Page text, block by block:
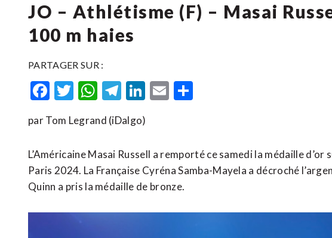
JO – Athlétisme (F) – Masai
100 m haies
PARTAGER SUR :
Facebook
Twitter
WhatsApp
Telegram
LinkedIn
Email
par Tom Legrand (iDalgo)
L’Américaine Masai Russell a remporté ce samedi la médaille
Paris 2024. La Française Cyréna Samba-Mayela a décroché
Quinn a pris la médaille de bronze.